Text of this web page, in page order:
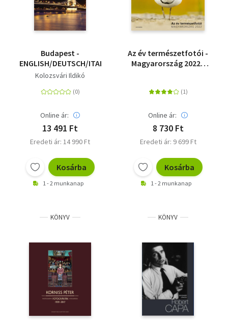
Budapest -
ENGLISH/DEUTSCH/ITALIANO/FRANÇAIS
Kolozsvári Ildikó
Online ár:
13 491 Ft
Eredeti ár: 14 990 Ft
Kosárba
1 - 2 munkanap
Az év természetfotói -
Magyarország 2022 -
Year - Hungary 2022
Online ár:
8 730 Ft
Eredeti ár: 9 699 Ft
Kosárba
1 - 2 munkanap
KÖNYV KÖNYV